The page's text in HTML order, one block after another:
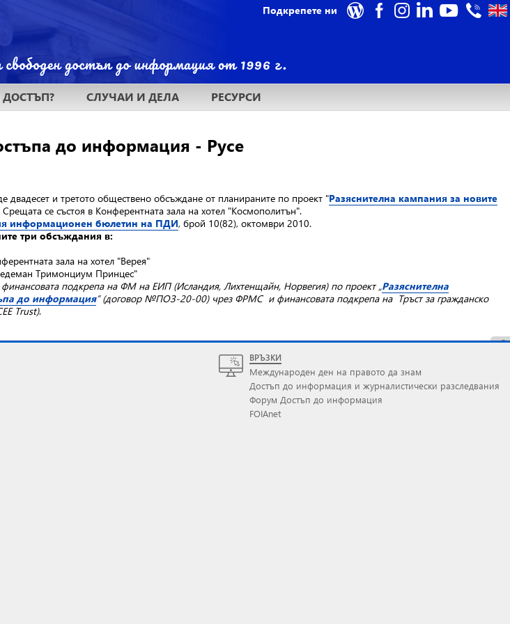
Подкрепете ни
СЛУЧАИ И ДЕЛА РЕСУРСИ
до информация - Русе
и третото обществено обсъждане от планираните по проект "Разяснителна кампания за новите
Срещата се състоя в Конферентната зала на хотел "Космополитън".
информационен бюлетин на ПДИ, брой 10(82), октомври 2010.
три обсъждания в:
зала на хотел "Верея"
Тримонциум Принцес"
подкрепа на ФМ на ЕИП (Исландия, Лихтенщайн, Норвегия) по проект „Разяснителна
до информация” (договор №ПОЗ-20-00) чрез ФРМС и финансовата подкрепа на Тръст за гражданско
Trust).
ВРЪЗКИ
Международен ден на правото да знам
Достъп до информация и журналистически разследвания
Форум Достъп до информация
FOIAnet